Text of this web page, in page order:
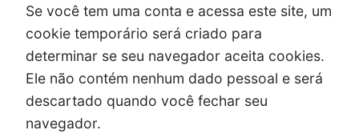
Se você tem uma conta e acessa este site, um
cookie temporário será criado para
determinar se seu navegador aceita cookies.
Ele não contém nenhum dado pessoal e será
descartado quando você fechar seu
navegador.